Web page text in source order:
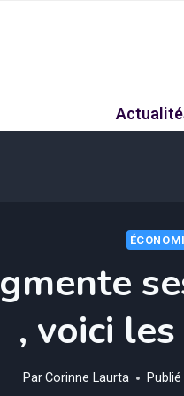
, voici
ParCorinne Laurta Publié